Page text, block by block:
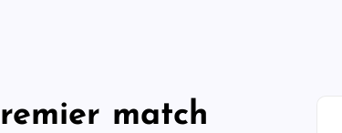
match